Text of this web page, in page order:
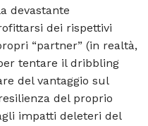
devastante
dei rispettivi
“partner” (in realtà,
tentare il dribbling
del vantaggio sul
del proprio
impatti deleteri del